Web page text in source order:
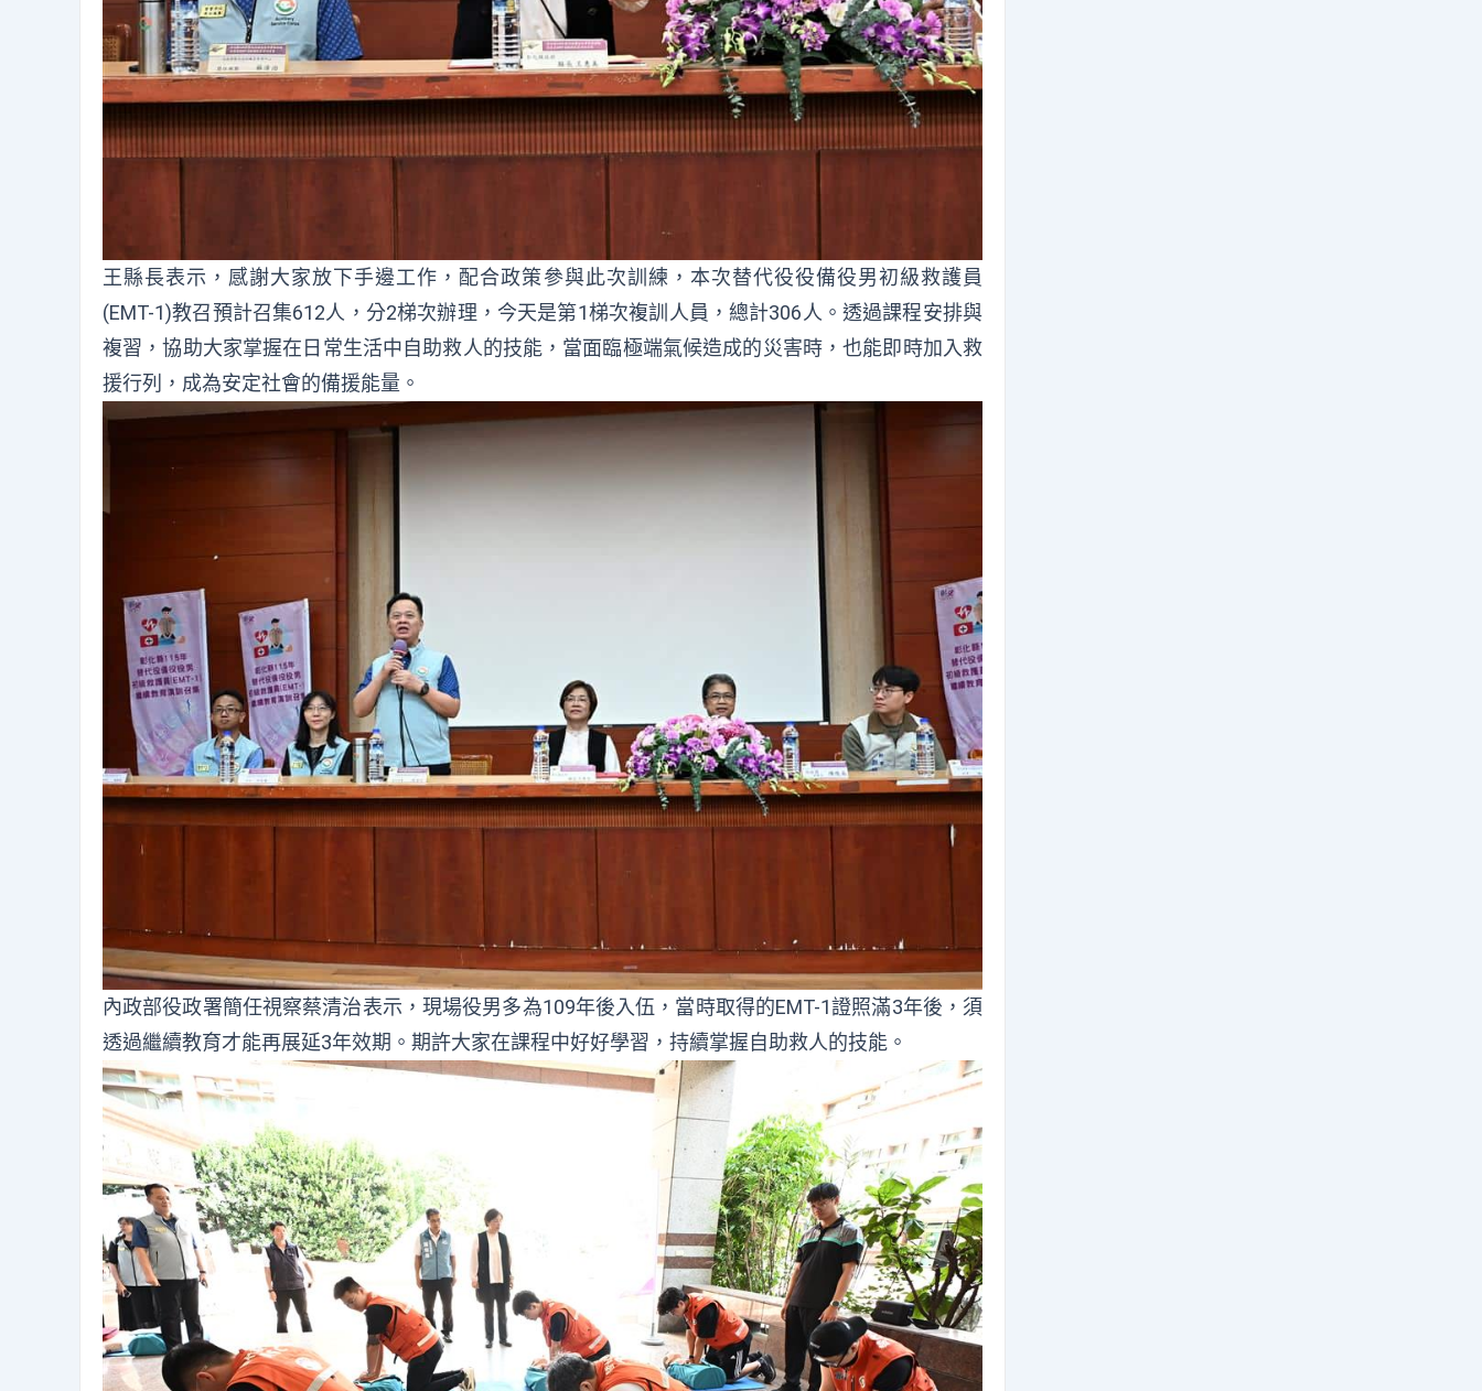
王縣長表示，感謝大家放下手邊工作，配合政策參與此次訓練，本次替代役役備役男初級救護員
(EMT-1)教召預計召集612人，分2梯次辦理，今天是第1梯次複訓人員，總計306人。透過課程安排與
複習，協助大家掌握在日常生活中自助救人的技能，當面臨極端氣候造成的災害時，也能即時加入救
援行列，成為安定社會的備援能量。
內政部役政署簡任視察蔡清治表示，現場役男多為109年後入伍，當時取得的EMT-1證照滿3年後，須
透過繼續教育才能再展延3年效期。期許大家在課程中好好學習，持續掌握自助救人的技能。